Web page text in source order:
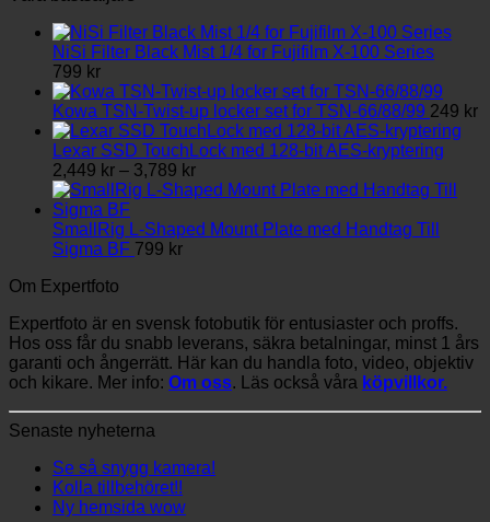
NiSi Filter Black Mist 1/4 for Fujifilm X-100 Series
799 kr
Kowa TSN-Twist-up locker set for TSN-66/88/99 249 kr
Lexar SSD TouchLock med 128-bit AES-kryptering
2,449 kr – 3,789 krPrisintervall:
2,449 kr
3,789 kr
SmallRig L-Shaped Mount Plate med Handtag Till
Sigma BF 799 kr
Om Expertfoto
Expertfoto är en svensk fotobutik för entusiaster och proffs.
Hos oss får du snabb leverans, säkra betalningar, minst 1 års
garanti och ångerrätt. Här kan du handla foto, video, objektiv
och kikare. Mer info: Om oss. Läs också våra köpvillkor.
Senaste nyheterna
Se så snygg kamera!
Kolla tillbehöret!!
Ny hemsida wow